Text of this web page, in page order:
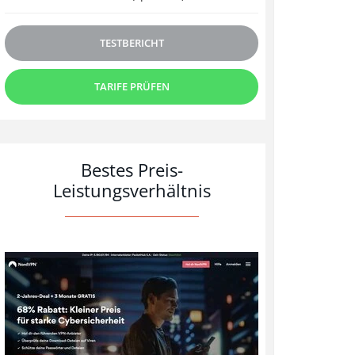
TESTBERICHT
TARIFE PRÜFEN
Bestes Preis-
Leistungsverhältnis